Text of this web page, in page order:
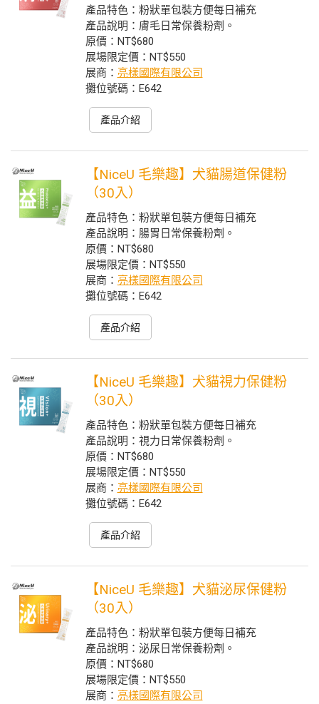
產品特色：粉狀單包裝方便每日補充
產品說明：膚毛日常保養粉劑。
原價：NT$680
展場限定價：NT$550
展商： 亮樣國際有限公司
攤位號碼：E642
產品介紹
【NiceU 毛樂趣】犬貓腸道保健粉
（30入）
產品特色：粉狀單包裝方便每日補充
產品說明：腸胃日常保養粉劑。
原價：NT$680
展場限定價：NT$550
展商： 亮樣國際有限公司
攤位號碼：E642
產品介紹
【NiceU 毛樂趣】犬貓視力保健粉
（30入）
產品特色：粉狀單包裝方便每日補充
產品說明：視力日常保養粉劑。
原價：NT$680
展場限定價：NT$550
展商： 亮樣國際有限公司
攤位號碼：E642
產品介紹
【NiceU 毛樂趣】犬貓泌尿保健粉
（30入）
產品特色：粉狀單包裝方便每日補充
產品說明：泌尿日常保養粉劑。
原價：NT$680
展場限定價：NT$550
展商： 亮樣國際有限公司